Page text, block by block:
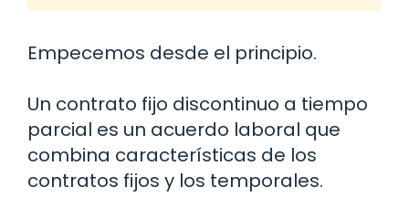
Empecemos desde el principio.
Un contrato fijo discontinuo a tiempo
parcial es un acuerdo laboral que
combina características de los
contratos fijos y los temporales.